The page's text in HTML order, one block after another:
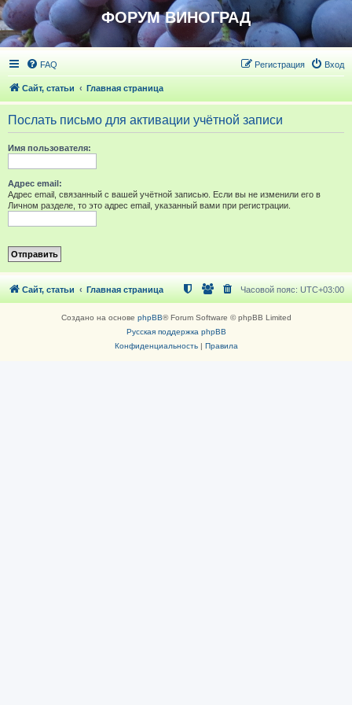
ФОРУМ ВИНОГРАД
FAQ Вход
Регистрация
Сайт, статьи Главная страница
Послать письмо для активации учётной записи
Имя пользователя:
Адрес email:
Адрес email, связанный с вашей учётной записью. Если вы не изменили его в
Личном разделе, то это адрес email, указанный вами при регистрации.
Сайт, статьи Главная страница Часовой пояс: UTC+03:00
Создано на основе phpBB® Forum Software © phpBB Limited
Русская поддержка phpBB
Конфиденциальность| Правила